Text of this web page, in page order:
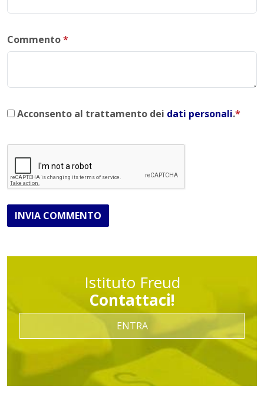
Commento*
Acconsento al trattamento dei dati personali.*
INVIA COMMENTO
Istituto Freud
Contattaci!
ENTRA